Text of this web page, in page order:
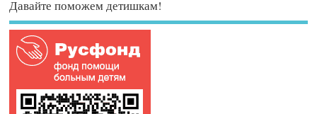
Давайте поможем детишкам!